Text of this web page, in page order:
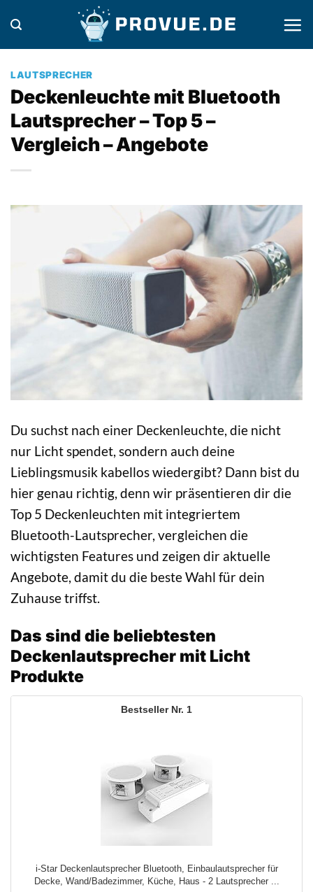
Inhalt
springen
LAUTSPRECHER
Deckenleuchte mit Bluetooth
Lautsprecher – Top 5 –
Vergleich – Angebote
Du suchst nach einer Deckenleuchte, die nicht
nur Licht spendet, sondern auch deine
Lieblingsmusik kabellos wiedergibt? Dann bist du
hier genau richtig, denn wir präsentieren dir die
Top 5 Deckenleuchten mit integriertem
Bluetooth-Lautsprecher, vergleichen die
wichtigsten Features und zeigen dir aktuelle
Angebote, damit du die beste Wahl für dein
Zuhause triffst.
Das sind die beliebtesten
Deckenlautsprecher mit Licht
Produkte
1
i-Star Deckenlautsprecher Bluetooth, Einbaulautsprecher für
Decke, Wand/Badezimmer, Küche, Haus - 2 Lautsprecher ...